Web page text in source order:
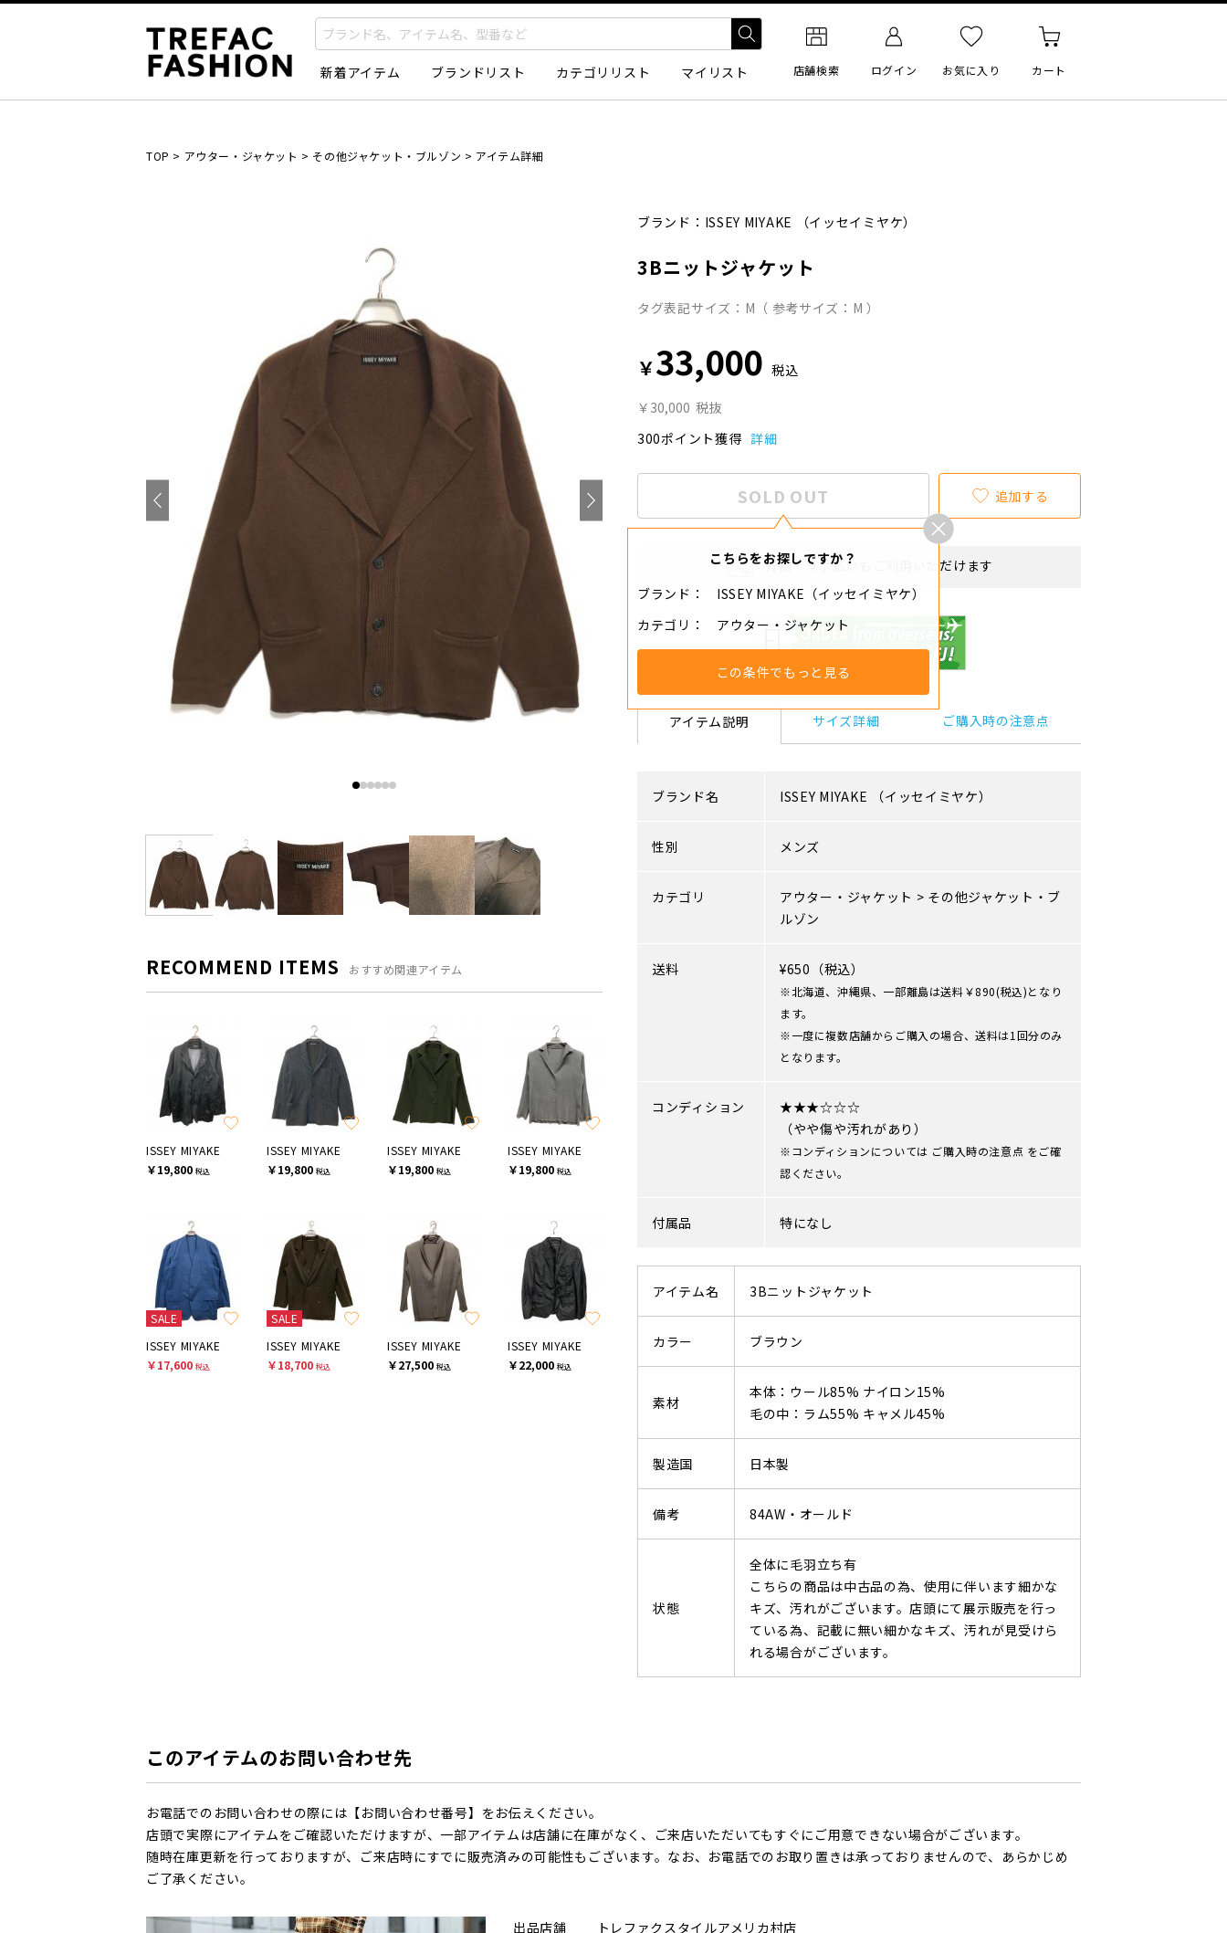
新着アイテム ブランドリスト カテゴリリスト マイリスト 店舗検索 ログイン お気に入り カート
TOP > アウター・ジャケット > その他ジャケット・ブルゾン > アイテム詳細
RECOMMEND ITEMS おすすめ関連アイテム
ISSEY MIYAKE
￥19,800 税込
ISSEY MIYAKE
￥19,800 税込
ISSEY MIYAKE
￥19,800 税込
ISSEY MIYAKE
￥19,800 税込
SALE
ISSEY MIYAKE
￥17,600 税込
SALE
ISSEY MIYAKE
￥18,700 税込
ISSEY MIYAKE
￥27,500 税込
ISSEY MIYAKE
￥22,000 税込
ブランド： ISSEY MIYAKE （イッセイミヤケ）
3Bニットジャケット
タグ表記サイズ：M（ 参考サイズ：M ）
￥33,000 税込
￥30,000 税抜
300ポイント獲得 詳細
SOLD OUT
こちらをお探しですか？
ブランド
ISSEY MIYAKE（イッセイミヤケ）
カテゴリ
アウター・ジャケット
この条件でもっと見る
追加する
分割・リボ払いもご利用いただけます
アイテム説明 サイズ詳細 ご購入時の注意点
ブランド名 ISSEY MIYAKE （イッセイミヤケ）
性別 メンズ
カテゴリ アウター・ジャケット > その他ジャケット・ブ
ルゾン
送料 ¥650（税込）
※北海道、沖縄県、一部離島は送料￥890(税込)となり
ます。
※一度に複数店舗からご購入の場合、送料は1回分のみ
となります。
コンディション
★★★☆☆☆
（やや傷や汚れがあり）
※コンディションについては ご購入時の注意点 をご確
認ください。
付属品 特になし
アイテム名 3Bニットジャケット
カラー ブラウン
素材
本体：ウール85% ナイロン15%
毛の中：ラム55% キャメル45%
製造国 日本製
備考 84AW・オールド
状態
全体に毛羽立ち有
こちらの商品は中古品の為、使用に伴います細かな
キズ、汚れがございます。店頭にて展示販売を行っ
ている為、記載に無い細かなキズ、汚れが見受けら
れる場合がございます。
このアイテムのお問い合わせ先
お電話でのお問い合わせの際には【お問い合わせ番号】をお伝えください。
店頭で実際にアイテムをご確認いただけますが、一部アイテムは店舗に在庫がなく、ご来店いただいてもすぐにご用意できない場合がございます。
随時在庫更新を行っておりますが、ご来店時にすでに販売済みの可能性もございます。なお、お電話でのお取り置きは承っておりませんので、あらかじめ
ご了承ください。
出品店舗
トレファクスタイルアメリカ村店